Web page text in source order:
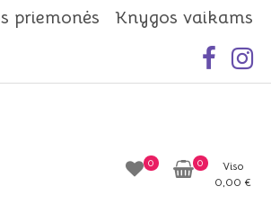
priemonės Knygos vaikams
0 0
Viso
0,00 €